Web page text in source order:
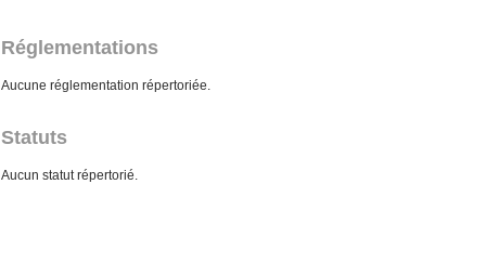
Réglementations
Aucune réglementation répertoriée.
Statuts
Aucun statut répertorié.